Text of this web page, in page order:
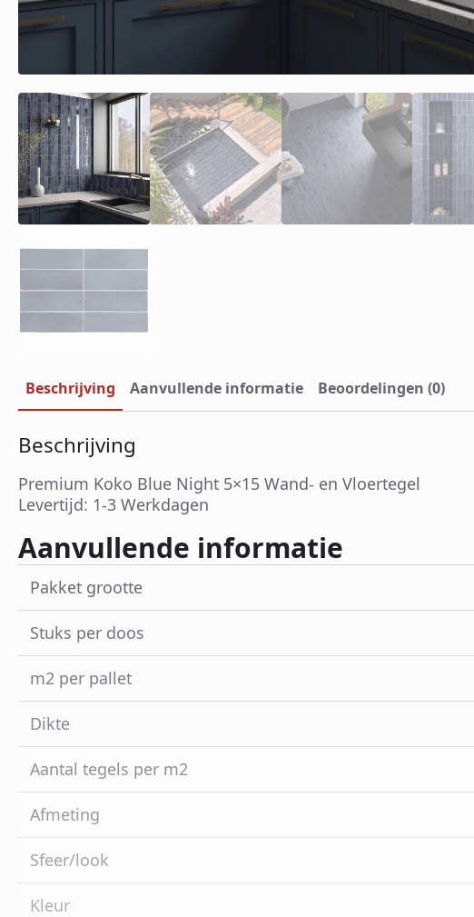
Beschrijving Aanvullende informatie Beoordelingen (0)
Beschrijving
Premium Koko Blue Night 5×15 Wand- en Vloertegel
Levertijd: 1-3 Werkdagen
Aanvullende informatie
Pakket grootte
Stuks per doos
m2 per pallet
Dikte
Aantal tegels per m2
Afmeting
Sfeer/look
Kleur